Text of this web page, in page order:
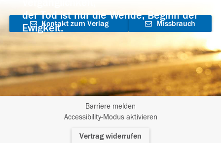
der Tod ist nur die Wende, Beginn der
Ewigkeit.
Kontakt zum Verlag
aufnehmen
Missbrauch
Barriere melden
Accessibility-Modus aktivieren
Vertrag widerrufen